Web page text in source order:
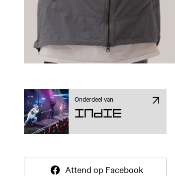
Onderdeel van
Indie
Attend op Facebook